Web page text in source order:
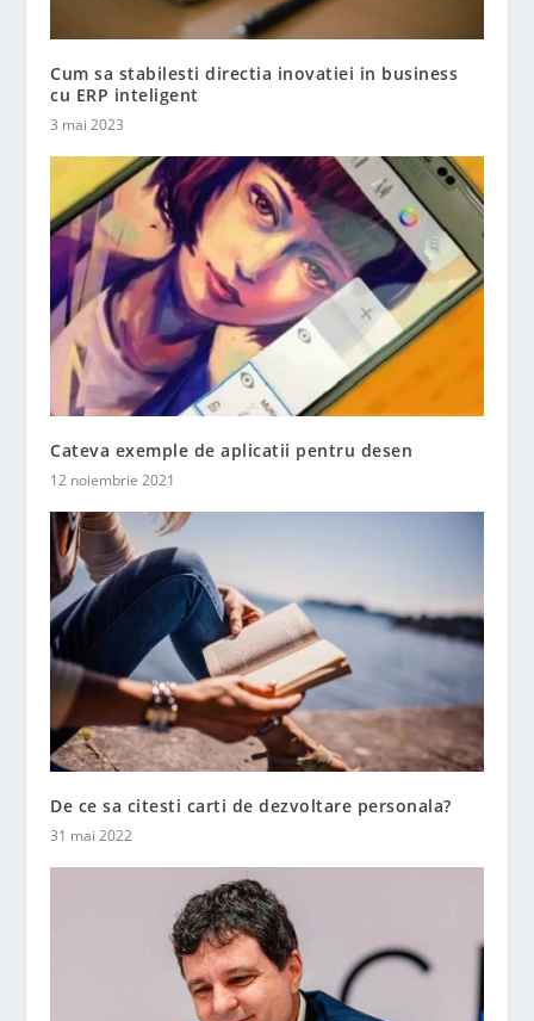
Cum sa stabilesti directia inovatiei in business
cu ERP inteligent
3 mai 2023
Cateva exemple de aplicatii pentru desen
12 noiembrie 2021
De ce sa citesti carti de dezvoltare personala?
31 mai 2022